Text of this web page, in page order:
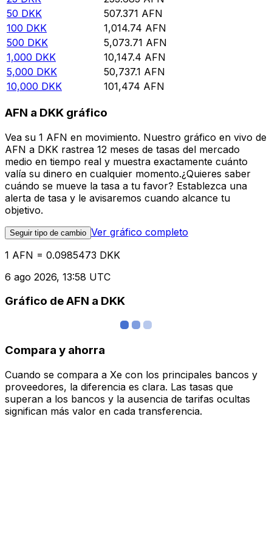
50 DKK 507.371 AFN
100 DKK 1,014.74 AFN
500 DKK 5,073.71 AFN
1,000 DKK 10,147.4 AFN
5,000 DKK 50,737.1 AFN
10,000 DKK 101,474 AFN
AFN a DKK gráfico
Vea su 1 AFN en movimiento. Nuestro gráfico en vivo de
AFN a DKK rastrea 12 meses de tasas del mercado
medio en tiempo real y muestra exactamente cuánto
valía su dinero en cualquier momento.¿Quieres saber
cuándo se mueve la tasa a tu favor? Establezca una
alerta de tasa y le avisaremos cuando alcance tu
objetivo.
Seguir tipo de cambio Ver gráfico completo
1 AFN = 0.0985473 DKK
6 ago 2026, 13:58 UTC
Gráfico de AFN a DKK
Compara y ahorra
Cuando se compara a Xe con los principales bancos y
proveedores, la diferencia es clara. Las tasas que
superan a los bancos y la ausencia de tarifas ocultas
significan más valor en cada transferencia.